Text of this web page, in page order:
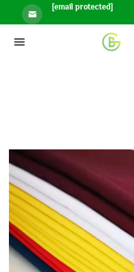
[email protected]